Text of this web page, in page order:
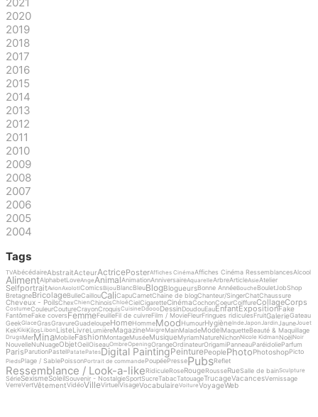
2020
2019
2018
2017
2016
2015
2014
2013
2012
2011
2010
2009
2008
2007
2006
2005
2004
Tags
TVAbécédaireAbstraitActeurActricePosterAffiches CinémaAffiches Cinéma RessemblancesAlcool
AlimentAlphabetLoveAngeAnimalAnimationAnniversaireAquarelleArbreArticleAsieAtelier
SelfportraitAvionAxolotlComicsBijou BlancBleuBlogBlogueursBonne AnnéeBouche BouletJobShop
BretagneBricolageBulleCaillouCaliCapuCarnetChaine de blogChanteur/SingerChatChaussure
Cheveux - PoilsChexChienChinoisChloéCielCigaretteCinémaCochonCoeurCoiffureCollageCorps
CostumeCouleurCoutureCrayonCroquisCuisineDdoooDessinDoudouEauEnfantExpositionFake
FantômeFake coversFemmeFeuilleFil de cuivreFilm / MovieFleurFringues ridiculesFruitGalerieGateau
GeekGlaceGrasGravureGuadeloupeHomeHommeMoodHumourHygièneIndeJaponJardinJauneJouet
KekKikiKilosLibon ListeLivreLumièreMagazineMaigre MainMaladeModelMaquetteBeauté & Maquillage
DrugsMerMinaMobileFashionMontageMuséeMusiqueMyriamNatureNichonNicole Kidman NoëlNoir
NouvelleNuNuageObjetOeilOiseauOmbreOpeningOrangeOrdinateurOrigamiPanneauParéidolieParfum
ParisParutionPastelPatatePatesDigital PaintingPeinturePeoplePhotoPhotoshopPicto
PiedsPlage / SablePoissonPortrait de commande PoupéePressePubsReflet
Ressemblance / Look-a-likeRidiculeRoseRougeRousseRueSalle de bainSculpture
SérieSexismeSoleilSouvenir - NostalgieSportSucreTabacTatouageTrucageVacancesVernissage
VerreVertVêtementVidéoVilleVirtuelVisageVocabulaireVoitureVoyageWeb